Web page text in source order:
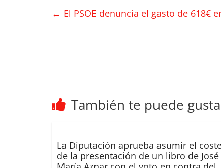
← El PSOE denuncia el gasto de 618€
También te puede
La Diputación aprueba asumir el
de la presentación de un libro de José